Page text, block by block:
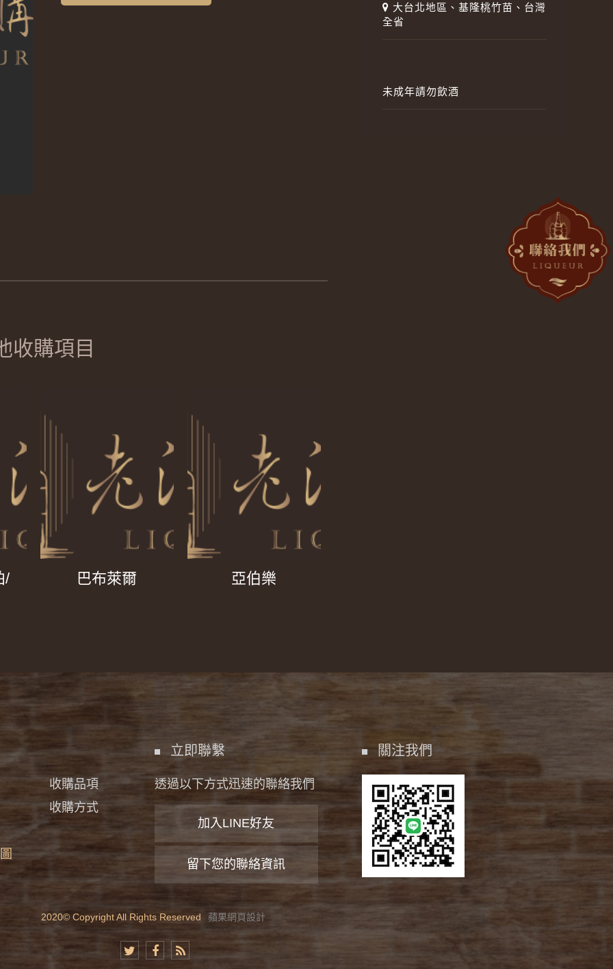
收購項目
/ 巴布萊爾 亞伯樂
大台北地區、基隆桃竹苗、台灣
全省
未成年請勿飲酒
收購品項
收購方式
立即聯繫
透過以下方式迅速的聯絡我們
加入LINE好友
留下您的聯絡資訊
關注我們
2020© Copyright All Rights Reserved 蘋果網頁設計